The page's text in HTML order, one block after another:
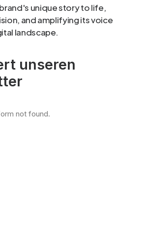
unique story to life,
and amplifying its voice
landscape.
unseren
not found.